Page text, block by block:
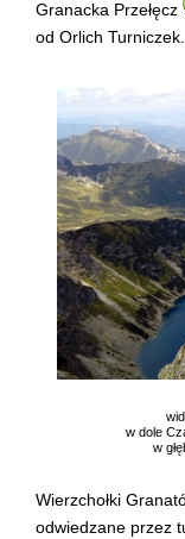
Granacka Przełęcz
od Orlich Turniczek.
w dole
w
Wierzchołki
odwiedzane przez